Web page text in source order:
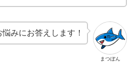
まつぼん
みにお答えします！